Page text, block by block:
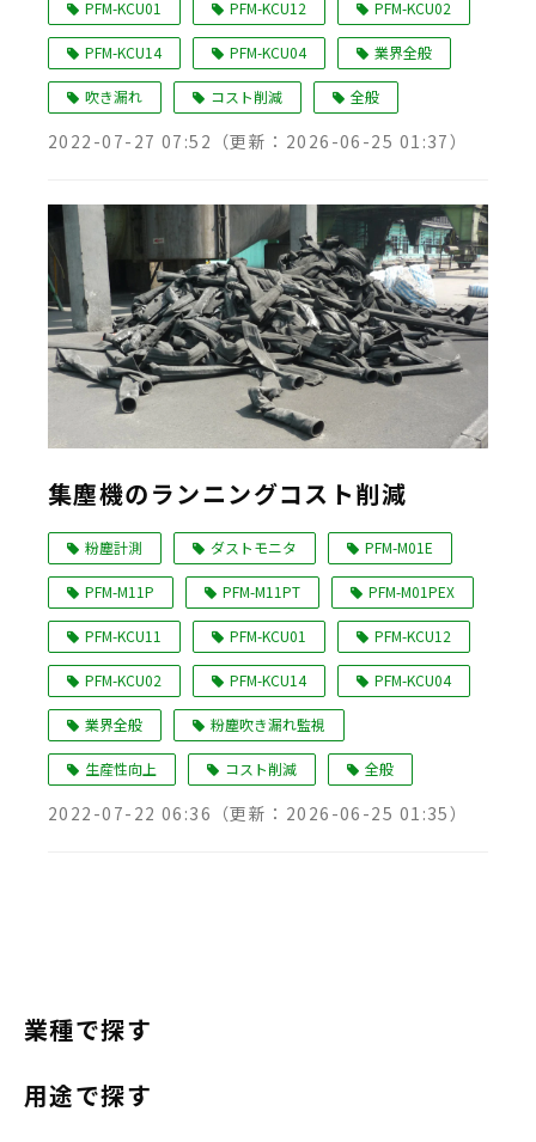
PFM-KCU01 PFM-KCU12 PFM-KCU02
PFM-KCU14 PFM-KCU04 業界全般
吹き漏れ コスト削減 全般
2022-07-27 07:52 （更新： 2026-06-25 01:37）
集塵機のランニングコスト削減
粉塵計測 ダストモニタ PFM-M01E
PFM-M11P PFM-M11PT PFM-M01PEX
PFM-KCU11 PFM-KCU01 PFM-KCU12
PFM-KCU02 PFM-KCU14 PFM-KCU04
業界全般 粉塵吹き漏れ監視
生産性向上 コスト削減 全般
2022-07-22 06:36 （更新： 2026-06-25 01:35）
業種で探す
用途で探す